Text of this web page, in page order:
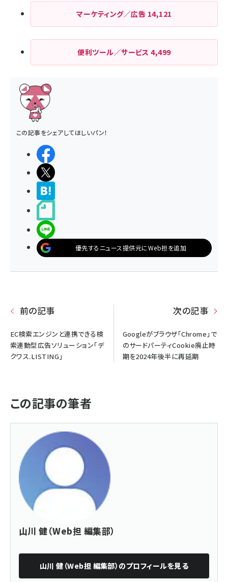
マーケティング／広告 14,121
便利ツール／サービス4,499
この記事をシェアしてほしいパン！
優先するニュース提供元にWeb担を追加
前の記事
EC検索エンジンと連携できる検
索連動型広告ソリューション「デ
クワス.LISTING」
次の記事
Googleがブラウザ「Chrome」で
のサードパーティCookie廃止時
期を2024年後半に再延期
この記事の筆者
山川 健（Web担 編集部）
山川 健（Web担 編集部） のプロフィールを見る